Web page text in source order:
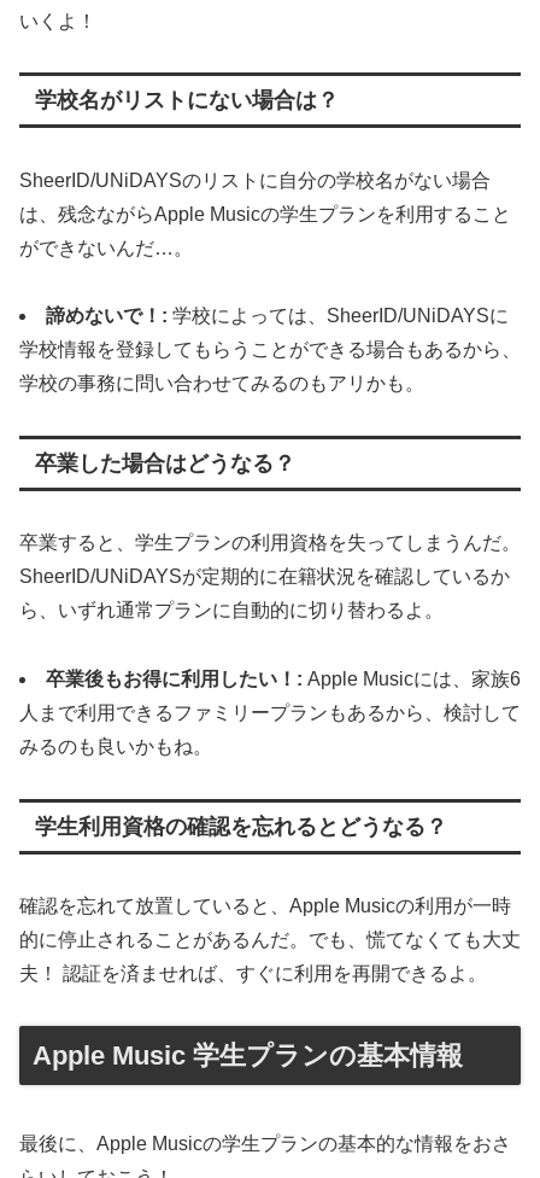
いくよ！
学校名がリストにない場合は？
SheerID/UNiDAYSのリストに自分の学校名がない場合
は、残念ながらApple Musicの学生プランを利用すること
ができないんだ…。
諦めないで！: 学校によっては、SheerID/UNiDAYSに
学校情報を登録してもらうことができる場合もあるから、
学校の事務に問い合わせてみるのもアリかも。
卒業した場合はどうなる？
卒業すると、学生プランの利用資格を失ってしまうんだ。
SheerID/UNiDAYSが定期的に在籍状況を確認しているか
ら、いずれ通常プランに自動的に切り替わるよ。
卒業後もお得に利用したい！: Apple Musicには、家族6
人まで利用できるファミリープランもあるから、検討して
みるのも良いかもね。
学生利用資格の確認を忘れるとどうなる？
確認を忘れて放置していると、Apple Musicの利用が一時
的に停止されることがあるんだ。でも、慌てなくても大丈
夫！ 認証を済ませれば、すぐに利用を再開できるよ。
Apple Music 学生プランの基本情報
最後に、Apple Musicの学生プランの基本的な情報をおさ